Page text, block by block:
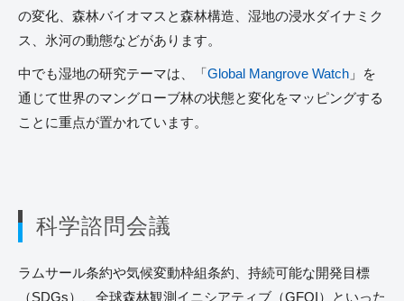
の変化、森林バイオマスと森林構造、湿地の浸水ダイナミク
ス、氷河の動態などがあります。
中でも湿地の研究テーマは、「Global Mangrove Watch 」を
通じて世界のマングローブ林の状態と変化をマッピングする
ことに重点が置かれています。
科学諮問会議
ラムサール条約や気候変動枠組条約、持続可能な開発目標
（SDGs）、全球森林観測イニシアティブ（GFOI）といった